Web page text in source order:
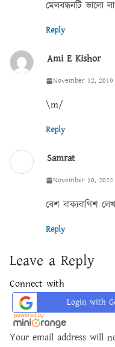
মেলবন্ধনটি ভালো
Reply
Ami E Kishor
November 12,
\m/
Reply
Samrat
November 10,
বেশ বাক্যবাগিশ
Reply
Leave a Reply
Connect with
Login with
Your email address will